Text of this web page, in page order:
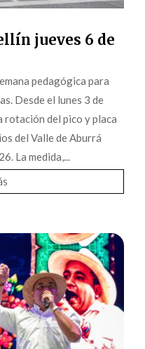
jueves 6 de
pedagógica para
Desde el lunes 3 de
rotación del pico y placa
del Valle de Aburrá
La medida,...